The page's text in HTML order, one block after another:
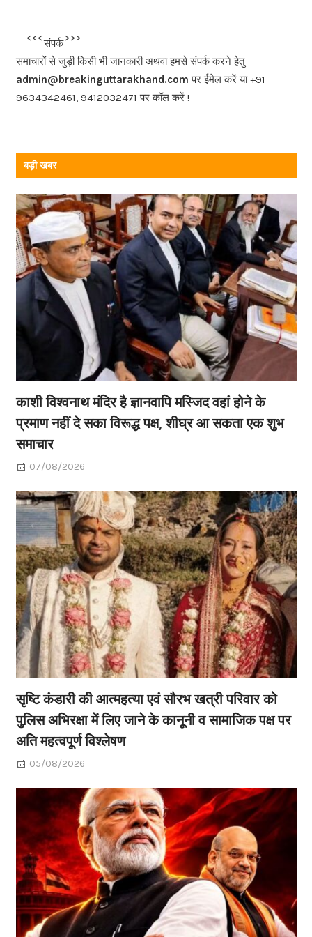
b
o
o
k
<<<संपर्क>>>
समाचारों से जुड़ी किसी भी जानकारी अथवा हमसे संपर्क करने हेतु
admin@breakinguttarakhand.com पर ईमेल करें या +91
9634342461, 9412032471 पर कॉल करें !
बड़ी खबर
काशी विश्वनाथ मंदिर है ज्ञानवापि मस्जिद वहां होने के
प्रमाण नहीं दे सका विरूद्ध पक्ष, शीघ्र आ सकता एक शुभ
समाचार
07/08/2026
सृष्टि कंडारी की आत्महत्या एवं सौरभ खत्री परिवार को
पुलिस अभिरक्षा में लिए जाने के कानूनी व सामाजिक पक्ष पर
अति महत्वपूर्ण विश्लेषण
05/08/2026